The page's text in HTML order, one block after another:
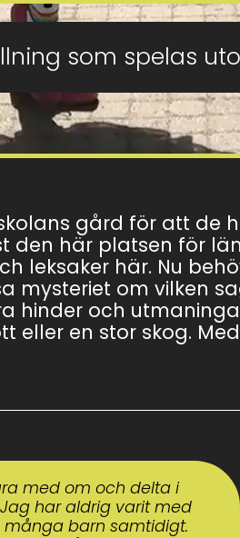
som spelas
gård för att de
den här platsen för
leksaker här. Nu
mysteriet om vilken
hinder och
eller en stor skog. Med